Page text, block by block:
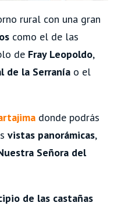
rural con una gran
como el de las
de Fray Leopoldo,
de la Serranía o el
donde podrás
vistas panorámicas,
Señora del
de las castañas